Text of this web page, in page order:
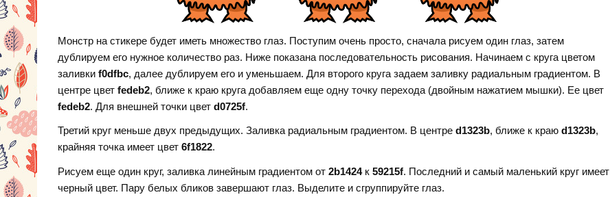
Монстр на стикере будет иметь множество глаз. Поступим очень просто, сначала рисуем один глаз, затем
дублируем его нужное количество раз. Ниже показана последовательность рисования. Начинаем с круга цветом
заливкиf0dfbc, далее дублируем его и уменьшаем. Для второго круга задаем заливку радиальным градиентом. В
центре цветfedeb2, ближе к краю круга добавляем еще одну точку перехода (двойным нажатием мышки). Ее цвет
fedeb2. Для внешней точки цветd0725f.
Третий круг меньше двух предыдущих. Заливка радиальным градиентом. В центреd1323b, ближе к краюd1323b,
крайняя точка имеет цвет6f1822.
Рисуем еще один круг, заливка линейным градиентом от2b1424к59215f. Последний и самый маленький круг имеет
черный цвет. Пару белых бликов завершают глаз. Выделите и сгруппируйте глаз.